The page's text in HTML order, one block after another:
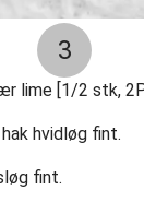
3
lime [1/2 stk,
hvidløg fint.
fint.